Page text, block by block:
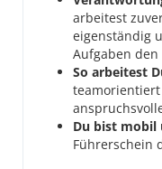
arbeitest
eigenständig
Aufgaben
So arbeitest
Du bist mobil
Führerschein